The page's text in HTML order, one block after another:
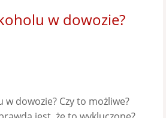
w dowozie?
w dowozie? Czy to możliwe?